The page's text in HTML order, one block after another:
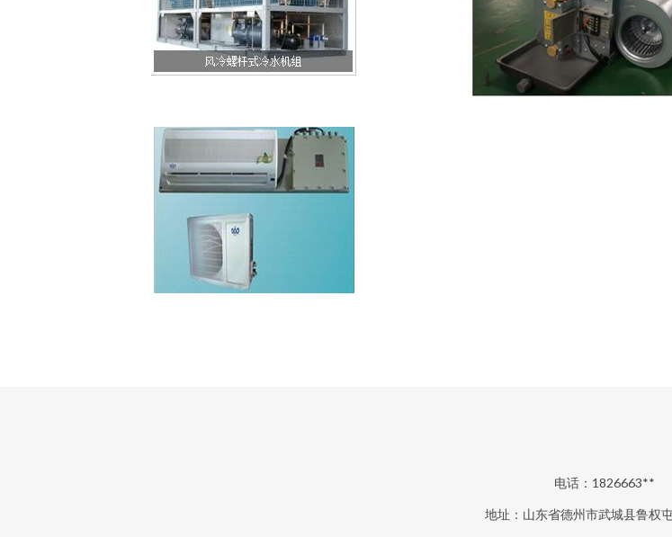
电话：1826663**
地址：山东省德州市武城县鲁权